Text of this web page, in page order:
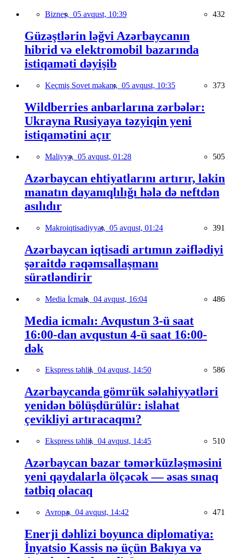
Biznes, 05 avqust, 10:39 432
Güzəştlərin ləğvi Azərbaycanın
hibrid və elektromobil bazarında
istiqaməti dəyişib
Keçmiş Sovet məkanı, 05 avqust, 10:35 373
Wildberries anbarlarına zərbələr:
Ukrayna Rusiyaya təzyiqin yeni
istiqamətini açır
Maliyyə, 05 avqust, 01:28 505
Azərbaycan ehtiyatlarını artırır, lakin
manatın dayanıqlılığı hələ də neftdən
asılıdır
Makroiqtisadiyyat, 05 avqust, 01:24 391
Azərbaycan iqtisadi artımın zəiflədiyi
şəraitdə rəqəmsallaşmanı
sürətləndirir
Media İcmalı, 04 avqust, 16:04 486
Media icmalı: Avqustun 3-ü saat
16:00-dan avqustun 4-ü saat 16:00-
dək
Ekspress təhlil, 04 avqust, 14:50 586
Azərbaycanda gömrük səlahiyyətləri
yenidən bölüşdürülür: islahat
çevikliyi artıracaqmı?
Ekspress təhlil, 04 avqust, 14:45 510
Azərbaycan bazar təmərküzləşməsini
yeni qaydalarla ölçəcək — əsas sınaq
tətbiq olacaq
Avropa, 04 avqust, 14:42 471
Enerji dəhlizi boyunca diplomatiya:
İnyatsio Kassis nə üçün Bakıya və